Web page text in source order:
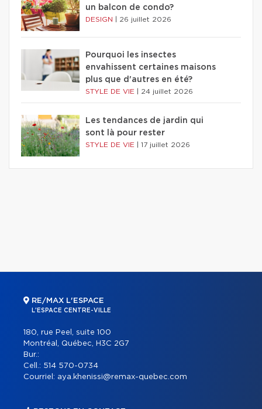
un balcon de condo?
DESIGN 26 juillet 2026
Pourquoi les insectes
envahissent certaines maisons
plus que d'autres en été?
STYLE DE VIE 24 juillet 2026
Les tendances de jardin qui
sont là pour rester
STYLE DE VIE 17 juillet 2026
RE/MAX L'ESPACE
L'ESPACE CENTRE-VILLE
180, rue Peel, suite 100
Montréal, Québec, H3C 2G7
Bur.:
Cell.: 514 570-0734
Courriel: aya.khenissi@remax-quebec.com